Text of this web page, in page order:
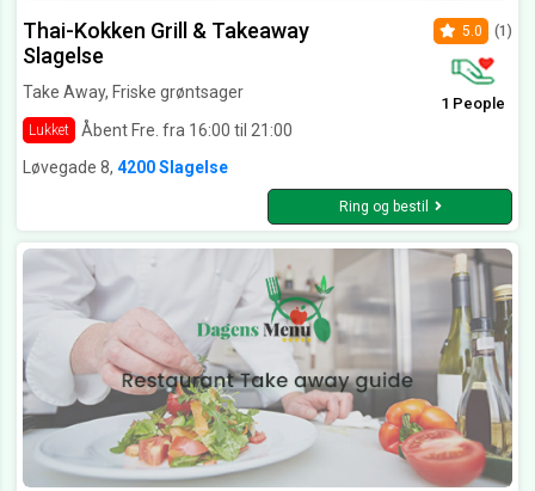
Thai-Kokken Grill & Takeaway
Slagelse
Take Away, Friske grøntsager
Lukket Åbent Fre. fra 16:00 til 21:00
5.0 (1)
1 People
Løvegade 8, 4200 Slagelse
Ring og bestil